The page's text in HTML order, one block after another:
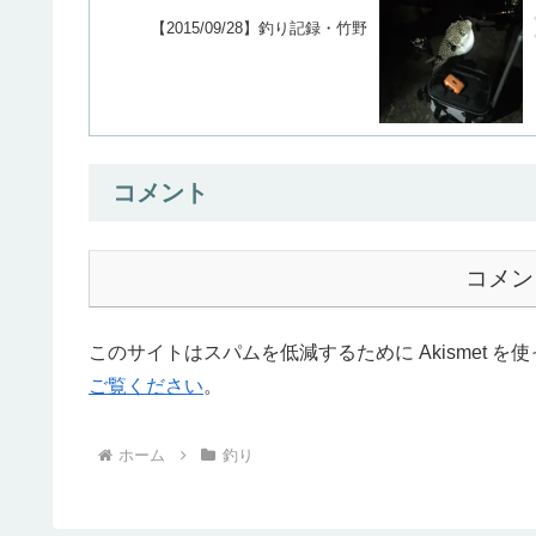
【2015/09/28】釣り記録・竹野
コメント
コメ
このサイトはスパムを低減するために Akismet を
ご覧ください。
ホーム 釣り